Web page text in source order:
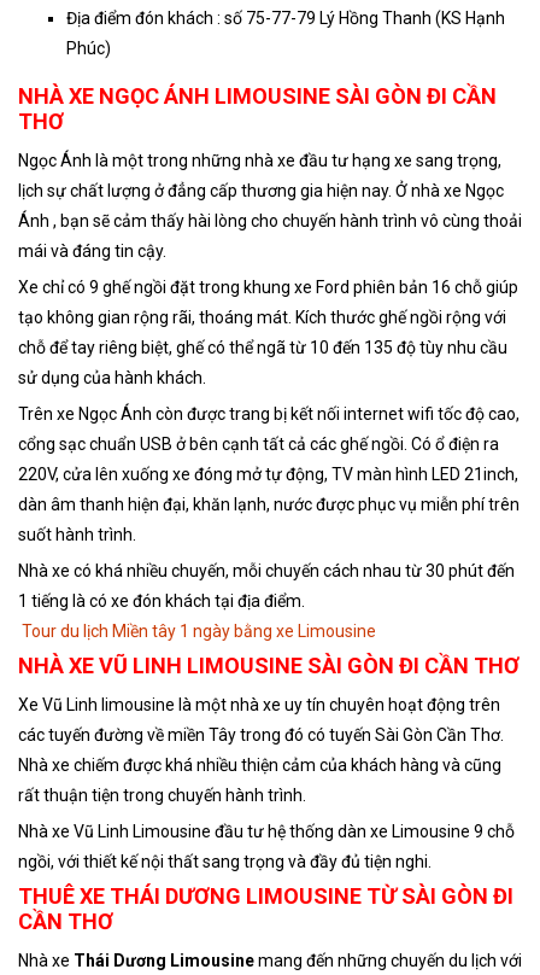
Địa điểm đón khách : số 75-77-79 Lý Hồng Thanh (KS Hạnh
Phúc)
NHÀ XE NGỌC ÁNH LIMOUSINE SÀI GÒN ĐI CẦN
THƠ
Ngọc Ánh là một trong những nhà xe đầu tư hạng xe sang trọng,
lịch sự chất lượng ở đẳng cấp thương gia hiện nay. Ở nhà xe Ngọc
Ánh , bạn sẽ cảm thấy hài lòng cho chuyến hành trình vô cùng thoải
mái và đáng tin cậy.
Xe chỉ có 9 ghế ngồi đặt trong khung xe Ford phiên bản 16 chỗ giúp
tạo không gian rộng rãi, thoáng mát. Kích thước ghế ngồi rộng với
chỗ để tay riêng biệt, ghế có thể ngã từ 10 đến 135 độ tùy nhu cầu
sử dụng của hành khách.
Trên xe Ngọc Ánh còn được trang bị kết nối internet wifi tốc độ cao,
cổng sạc chuẩn USB ở bên cạnh tất cả các ghế ngồi. Có ổ điện ra
220V, cửa lên xuống xe đóng mở tự động, TV màn hình LED 21inch,
dàn âm thanh hiện đại, khăn lạnh, nước được phục vụ miễn phí trên
suốt hành trình.
Nhà xe có khá nhiều chuyến, mỗi chuyến cách nhau từ 30 phút đến
1 tiếng là có xe đón khách tại địa điểm.
Tour du lịch Miền tây 1 ngày bằng xe Limousine
NHÀ XE VŨ LINH LIMOUSINE SÀI GÒN ĐI CẦN THƠ
Xe Vũ Linh limousine là một nhà xe uy tín chuyên hoạt động trên
các tuyến đường về miền Tây trong đó có tuyến Sài Gòn Cần Thơ.
Nhà xe chiếm được khá nhiều thiện cảm của khách hàng và cũng
rất thuận tiện trong chuyến hành trình.
Nhà xe Vũ Linh Limousine đầu tư hệ thống dàn xe Limousine 9 chỗ
ngồi, với thiết kế nội thất sang trọng và đầy đủ tiện nghi.
THUÊ XE THÁI DƯƠNG LIMOUSINE TỪ SÀI GÒN ĐI
CẦN THƠ
Nhà xe Thái Dương Limousinemang đến những chuyến du lịch với